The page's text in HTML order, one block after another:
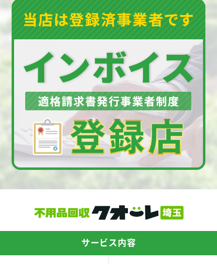
サービス内容